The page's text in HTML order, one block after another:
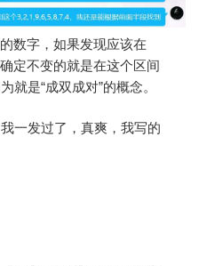
数字，如果发现应该在
定不变的就是在这个区间
就是“成双成对”的概念。
一发过了，真爽，我写的